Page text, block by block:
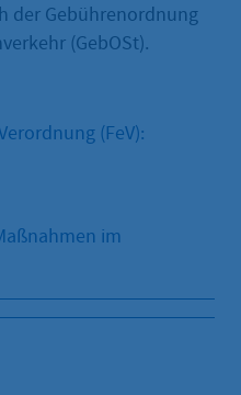
der Gebührenordnung
(GebOSt).
(FeV):
im